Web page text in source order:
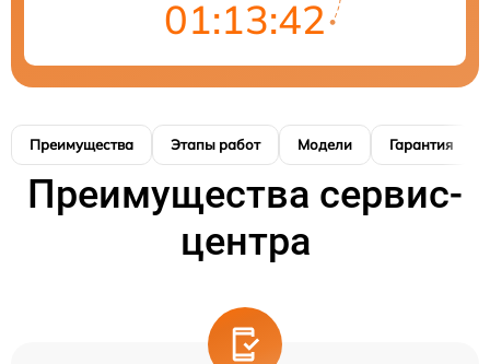
01:13:41
Преимущества Этапы работ Модели Гарантия
Преимущества сервис-
центра